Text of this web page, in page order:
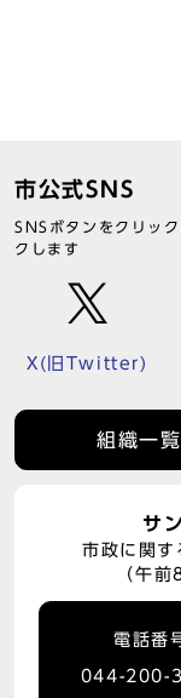
市公式SNS
SNSボタンをクリッ
クします
X(旧Twitter)
組織一覧
サ
市政に関す
（午
電話番
044-200-